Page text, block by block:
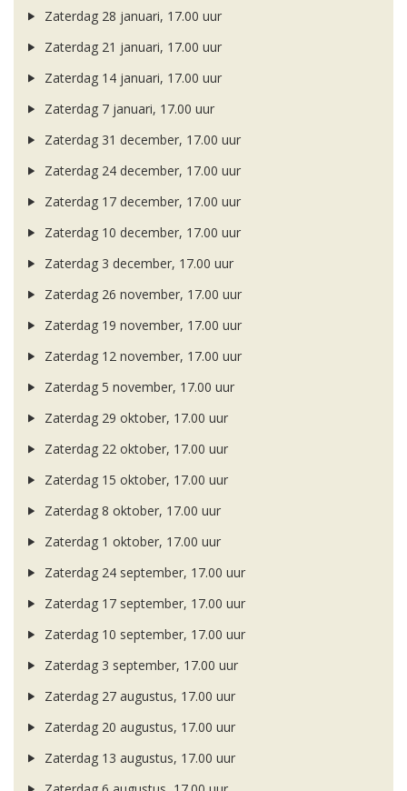
Zaterdag 28 januari, 17.00 uur
Zaterdag 21 januari, 17.00 uur
Zaterdag 14 januari, 17.00 uur
Zaterdag 7 januari, 17.00 uur
Zaterdag 31 december, 17.00 uur
Zaterdag 24 december, 17.00 uur
Zaterdag 17 december, 17.00 uur
Zaterdag 10 december, 17.00 uur
Zaterdag 3 december, 17.00 uur
Zaterdag 26 november, 17.00 uur
Zaterdag 19 november, 17.00 uur
Zaterdag 12 november, 17.00 uur
Zaterdag 5 november, 17.00 uur
Zaterdag 29 oktober, 17.00 uur
Zaterdag 22 oktober, 17.00 uur
Zaterdag 15 oktober, 17.00 uur
Zaterdag 8 oktober, 17.00 uur
Zaterdag 1 oktober, 17.00 uur
Zaterdag 24 september, 17.00 uur
Zaterdag 17 september, 17.00 uur
Zaterdag 10 september, 17.00 uur
Zaterdag 3 september, 17.00 uur
Zaterdag 27 augustus, 17.00 uur
Zaterdag 20 augustus, 17.00 uur
Zaterdag 13 augustus, 17.00 uur